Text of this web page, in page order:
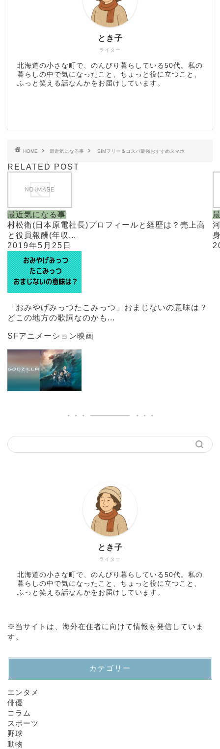
ライター
とき子
北海道の小さな町で、のんびり暮らしている50代。私の
暮らしの中で気になったこと、ちょっと役に立つこと、
ふっと笑える話なんかをお届けしています。
HOME 最近気になる事 SIMフリー＆コスパ最強おすすめスマホ
RELATED POST
最近気になる事
村松衛(日本原電社長)プロフィールと経歴は？売上高
と役員報酬(年収...
2019年5月25日
「おみやげみっつたこみっつ」おまじないの意味は？
どこの地方の歌詞なのかも...
SFアニメーション映画
ライター
とき子
北海道の小さな町で、のんびり暮らしている50代。私の
暮らしの中で気になったこと、ちょっと役に立つこと、
ふっと笑える話なんかをお届けしています。
※当サイトは、海外在住者に向けて情報を発信していま
す。
カテゴリー
エンタメ
俳優
コラム
スポーツ
野球
動物